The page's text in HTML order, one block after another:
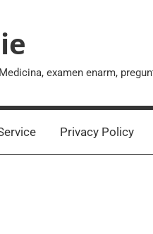
examen enarm,
Privacy Policy